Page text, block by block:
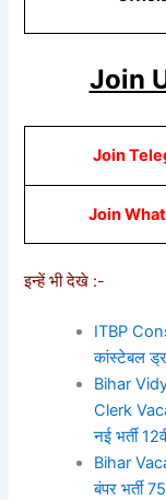
Join
Join
Join
इन्हें भी देखे :-
ITBP
कांस्टेबल
Bihar
Clerk
नई भर्ती
Bihar
बंपर भर्ती